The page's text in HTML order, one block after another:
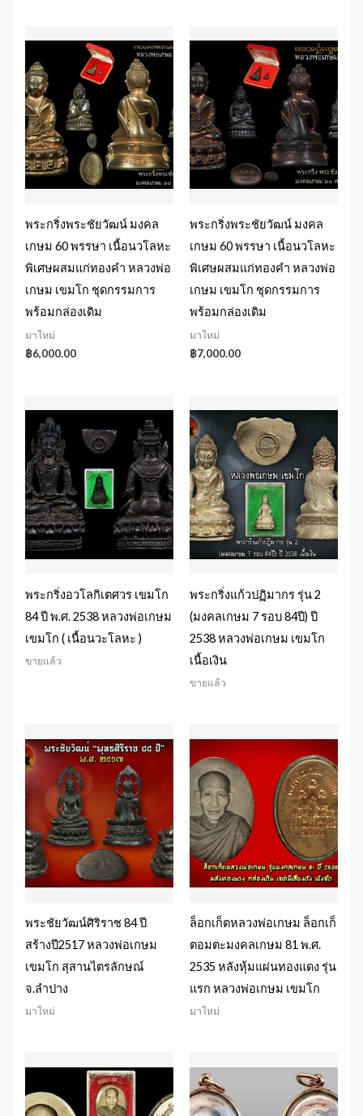
พระกริ่งพระชัยวัฒน์ มงคล
เกษม 60 พรรษา เนื้อนวโลหะ
พิเศษผสมแก่ทองคำ หลวงพ่อ
เกษม เขมโก ชุดกรรมการ
พร้อมกล่องเดิม
มาใหม่
฿6,000.00
พระกริ่งพระชัยวัฒน์ มงคล
เกษม 60 พรรษา เนื้อนวโลหะ
พิเศษผสมแก่ทองคำ หลวงพ่อ
เกษม เขมโก ชุดกรรมการ
พร้อมกล่องเดิม
มาใหม่
฿7,000.00
พระกริ่งอวโลกิเตศวร เขมโก
84 ปี พ.ศ. 2538 หลวงพ่อเกษม
เขมโก ( เนื้อนวะโลหะ )
ขายแล้ว
พระกริ่งแก้วปฏิมากร รุ่น 2
(มงคลเกษม 7 รอบ 84ปี) ปี
2538 หลวงพ่อเกษม เขมโก
เนื้อเงิน
ขายแล้ว
พระชัยวัฒน์ศิริราช 84 ปี
สร้างปี2517 หลวงพ่อเกษม
เขมโก สุสานไตรลักษณ์
จ.ลำปาง
มาใหม่
ล็อกเก็ตหลวงพ่อเกษม ล็อกเก็
ตอมตะมงคลเกษม 81 พ.ศ.
2535 หลังหุ้มแผ่นทองแดง รุ่น
แรก หลวงพ่อเกษม เขมโก
มาใหม่